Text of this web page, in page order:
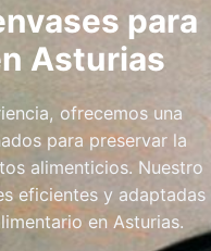
para
Asturias
ofrecemos una
para preservar la
alimenticios. Nuestro
eficientes y adaptadas
en Asturias.